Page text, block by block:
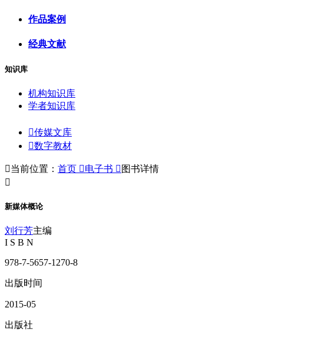
作品案例
经典文献
知识库
机构知识库
学者知识库
传媒文库
数字教材
当前位置： 首页 电子书  图书详情

新媒体概论
刘行芳主编
I S B N
978-7-5657-1270-8
出版时间
2015-05
出版社